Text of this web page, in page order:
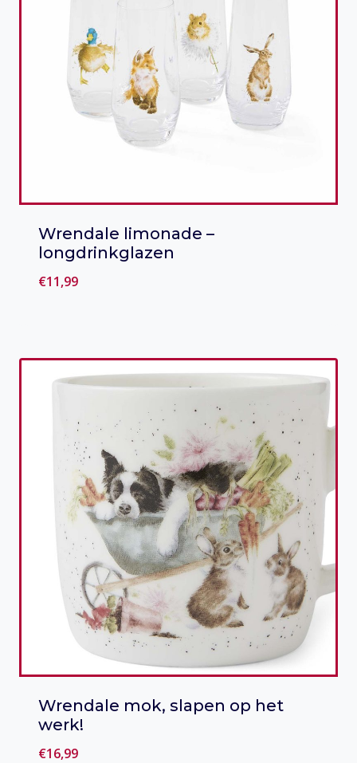
Wrendale limonade –
longdrinkglazen
€11,99
Wrendale mok, slapen op het
werk!
€16,99